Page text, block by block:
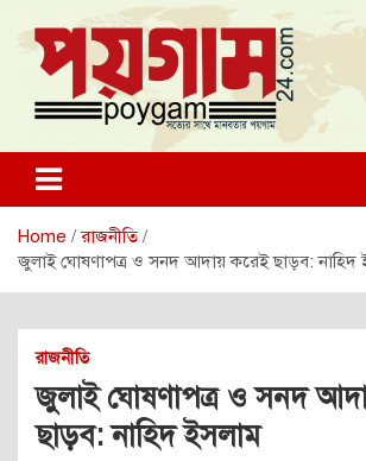
content
poygam24.com
poygam24.com
Home
রাজনীতি
জুলাই ঘোষণাপত্র ও সনদ আদায় করেই ছাড়ব: নাহিদ
রাজনীতি
জুলাই ঘোষণাপত্র ও সনদ
ছাড়ব: নাহিদ ইসলাম